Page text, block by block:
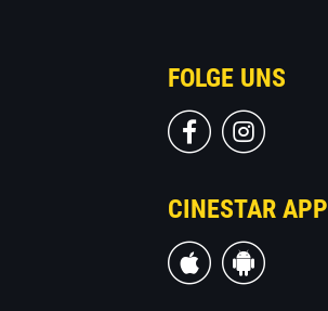
FOLGE UNS
CINESTAR APP